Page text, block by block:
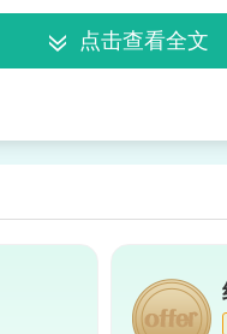
学术论文等也可以提
长、社会实践经历等
点击查看全文